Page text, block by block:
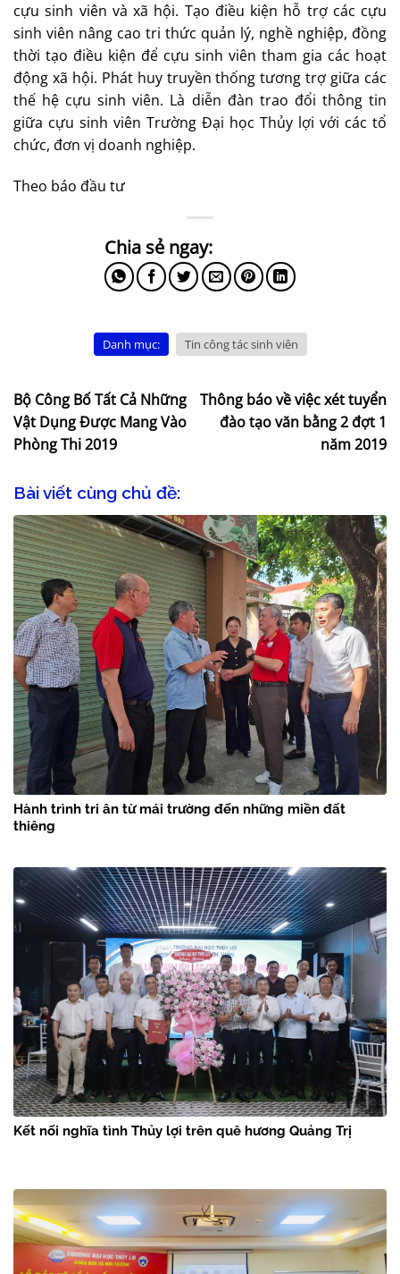
cựu sinh viên và xã hội. Tạo điều kiện hỗ trợ các cựu
sinh viên nâng cao tri thức quản lý, nghề nghiệp, đồng
thời tạo điều kiện để cựu sinh viên tham gia các hoạt
động xã hội. Phát huy truyền thống tương trợ giữa các
thế hệ cựu sinh viên. Là diễn đàn trao đổi thông tin
giữa cựu sinh viên Trường Đại học Thủy lợi với các tổ
chức, đơn vị doanh nghiệp.
Theo báo đầu tư
Danh mục: Tin công tác sinh viên
Bộ Công Bố Tất Cả Những
Vật Dụng Được Mang Vào
Phòng Thi 2019
Thông báo về việc xét tuyển
đào tạo văn bằng 2 đợt 1
năm 2019
Bài viết cùng chủ đề:
Hành trình tri ân từ mái trường đến những miền đất
thiêng
Kết nối nghĩa tình Thủy lợi trên quê hương Quảng Trị